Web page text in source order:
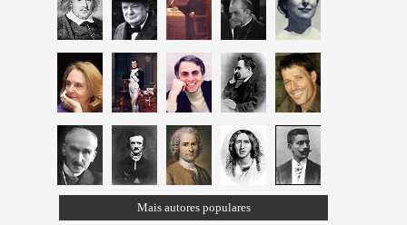
Mais autores populares